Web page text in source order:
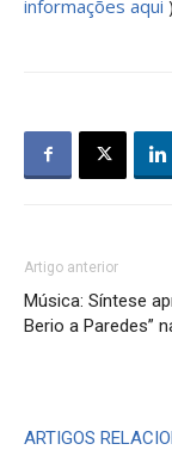
informações aqui
Artigo anterior
Música: Síntese
Berio a Paredes”
ARTIGOS